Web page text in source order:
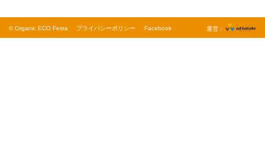
運営：
Facebook
プライバシーポリシー
© Organic ECO Festa